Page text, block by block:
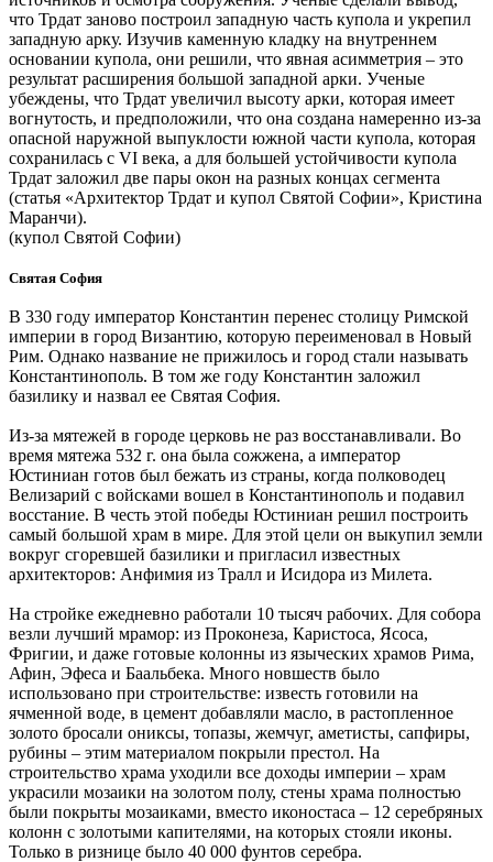
что Трдат заново построил западную часть купола и укрепил
западную арку. Изучив каменную кладку на внутреннем
основании купола, они решили, что явная асимметрия – это
результат расширения большой западной арки. Ученые
убеждены, что Трдат увеличил высоту арки, которая имеет
вогнутость, и предположили, что она создана намеренно из-за
опасной наружной выпуклости южной части купола, которая
сохранилась с VI века, а для большей устойчивости купола
Трдат заложил две пары окон на разных концах сегмента
(статья «Архитектор Трдат и купол Святой Софии», Кристина
Маранчи).
(купол Святой Софии)
Святая София
В 330 году император Константин перенес столицу Римской
империи в город Византию, которую переименовал в Новый
Рим. Однако название не прижилось и город стали называть
Константинополь. В том же году Константин заложил
базилику и назвал ее Святая София.
Из-за мятежей в городе церковь не раз восстанавливали. Во
время мятежа 532 г. она была сожжена, а император
Юстиниан готов был бежать из страны, когда полководец
Велизарий с войсками вошел в Константинополь и подавил
восстание. В честь этой победы Юстиниан решил построить
самый большой храм в мире. Для этой цели он выкупил земли
вокруг сгоревшей базилики и пригласил известных
архитекторов: Анфимия из Тралл и Исидора из Милета.
На стройке ежедневно работали 10 тысяч рабочих. Для собора
везли лучший мрамор: из Проконеза, Каристоса, Ясоса,
Фригии, и даже готовые колонны из языческих храмов Рима,
Афин, Эфеса и Баальбека. Много новшеств было
использовано при строительстве: известь готовили на
ячменной воде, в цемент добавляли масло, в растопленное
золото бросали ониксы, топазы, жемчуг, аметисты, сапфиры,
рубины – этим материалом покрыли престол. На
строительство храма уходили все доходы империи – храм
украсили мозаики на золотом полу, стены храма полностью
были покрыты мозаиками, вместо иконостаса – 12 серебряных
колонн с золотыми капителями, на которых стояли иконы.
Только в ризнице было 40 000 фунтов серебра.